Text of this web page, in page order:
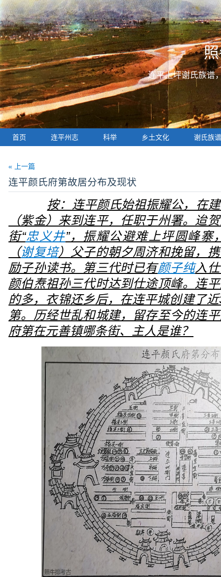
连平上坪谢氏族谱
首页 连平州志 科举 乡土文化 谢氏族谱
« 上一篇
连平颜氏府第故居分布及现状
按：连平颜氏始祖振耀公，在
（紫金）来到连平，任职于州署。迨
街“忠义井”，振耀公避难上坪圆峰寨
（谢复培）父子的朝夕周济和挽留，
励子孙读书。第三代时已有颜子纯入
颜伯焘祖孙三代时达到仕途顶峰。连
的多，衣锦还乡后，在连平城创建了
第。历经世乱和城建，留存至今的连
府第在元善镇哪条街、主人是谁？